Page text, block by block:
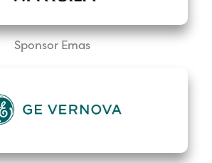
Sponsor Emas